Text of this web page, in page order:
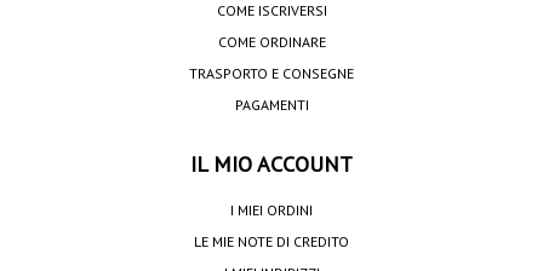
COME ISCRIVERSI
COME ORDINARE
TRASPORTO E CONSEGNE
PAGAMENTI
IL MIO ACCOUNT
I MIEI ORDINI
LE MIE NOTE DI CREDITO